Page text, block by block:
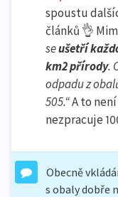
spoustu
článků 👌
seušetří
km2 přírody.
odpadu z
505.“A to
nezpracuje
Obecně
s obaly dobře